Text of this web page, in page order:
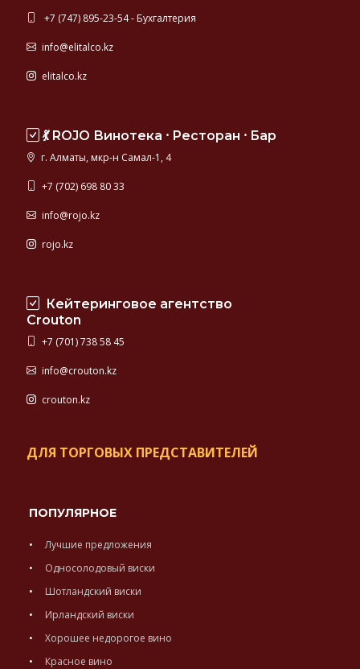
+7 (747) 895-23-54 - Бухгалтерия
info@elitalco.kz
elitalco.kz
💃 ROJO Винотека ⸱ Ресторан ⸱ Бар
г. Алматы, мкр-н Самал-1, 4
+7 (702) 698 80 33
info@rojo.kz
rojo.kz
Кейтеринговое агентство
Crouton
+7 (701) 738 58 45
info@crouton.kz
crouton.kz
ДЛЯ ТОРГОВЫХ ПРЕДСТАВИТЕЛЕЙ
ПОПУЛЯРНОЕ
Лучшие предложения
Односолодовый виски
Шотландский виски
Ирландский виски
Хорошее недорогое вино
Красное вино